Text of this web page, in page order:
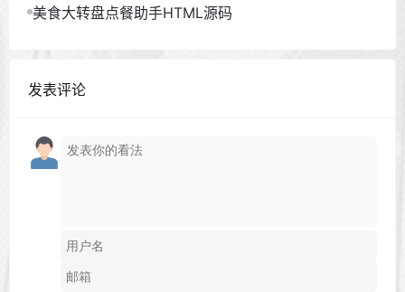
美食大转盘点餐助手HTML源码
发表评论